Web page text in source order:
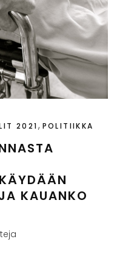
2021, POLITIIKKA
KAUANKO